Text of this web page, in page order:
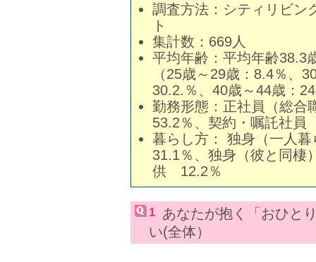
調査方法：シティリビ
ト
集計数：669人
平均年齢：平均年齢38.3
（25歳～29歳：8.4％、
30.2.％、40歳～44歳：
勤務形態：正社員（総合
53.2％、契約・嘱託社
暮らし方： 独身（一人
31.1％、独身（彼と同
供 12.2％
1
あなたが抱く「おひと
い(全体）